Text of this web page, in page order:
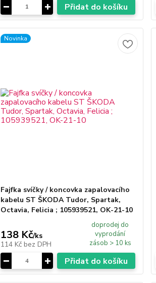
Přidat do košíku
Novinka
Fajfka svíčky / koncovka zapalovacího
kabelu ST ŠKODA Tudor, Spartak,
Octavia, Felicia ; 105939521, OK-21-10
138 Kč/ks
114 Kč bez DPH
doprodej do
vyprodání
zásob > 10 ks
Přidat do košíku